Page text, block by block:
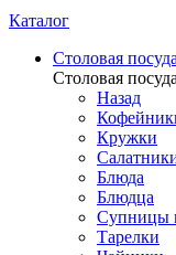
Каталог
Столовая посуда
Столовая посуда
Назад
Кружки
Блюда
Блюдца
Супницы
Тарелки